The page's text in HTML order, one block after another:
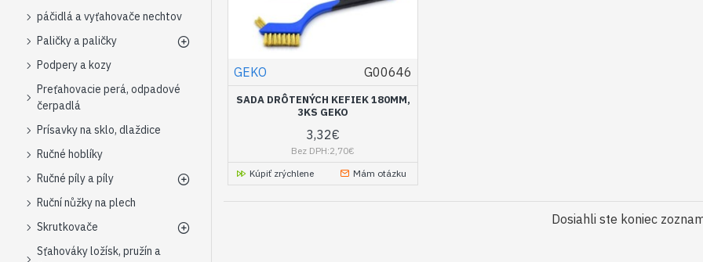
páčidlá a vyťahovače nechtov
Paličky a paličky
Podpery a kozy
Preťahovacie perá, odpadové
čerpadlá
Prísavky na sklo, dlaždice
Ručné hoblíky
Ručné píly a píly
Ruční nůžky na plech
Skrutkovače
Sťahováky ložísk, pružín a
GEKO G00646
SADA DRÔTENÝCH KEFIEK 180MM,
3KS GEKO
3,32€
Bez DPH:2,70€
Kúpiť zrýchlene
Mám otázku
Dosiahli ste koniec